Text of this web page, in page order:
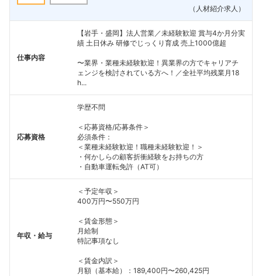
（人材紹介求人）
仕事内容
【岩手・盛岡】法人営業／未経験歓迎 賞与4か月分実
績 土日休み 研修でじっくり育成 売上1000億超
〜業界・業種未経験歓迎！異業界の方でキャリアチ
ェンジを検討されている方へ！／全社平均残業月18
h...
応募資格
学歴不問
＜応募資格/応募条件＞
必須条件：
＜業種未経験歓迎！職種未経験歓迎！＞
・何かしらの顧客折衝経験をお持ちの方
・自動車運転免許（AT可）
年収・給与
＜予定年収＞
400万円〜550万円
＜賃金形態＞
月給制
特記事項なし
＜賃金内訳＞
月額（基本給）：189,400円〜260,425円